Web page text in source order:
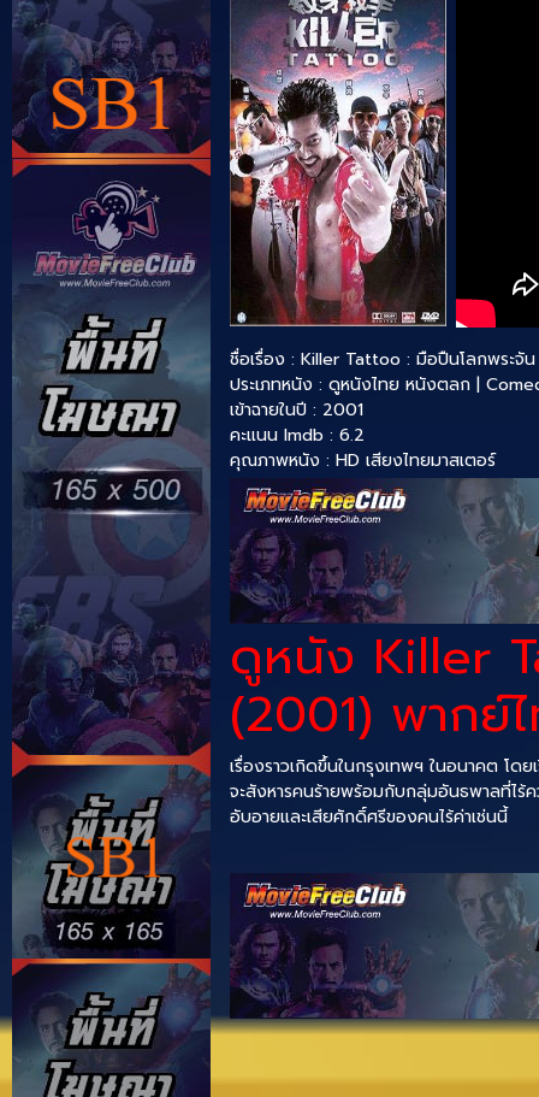
ชื่อเรื่อง : Killer Tattoo : มือปืนโลกพระจัน
ประเภทหนัง : ดูหนังไทย หนังตลก |
เข้าฉายในปี : 2001
คะแนน Imdb : 6.2
คุณภาพหนัง : HD เสียงไทยมาสเตอร์
ดูหนัง Killer
(2001) พากย์
เรื่องราวเกิดขึ้นในกรุงเทพฯ ในอนาคต โ
จะสังหารคนร้ายพร้อมกับกลุ่มอันธพาลที่ไร้
อับอายและเสียศักดิ์ศรีของคนไร้ค่าเช่นนี้